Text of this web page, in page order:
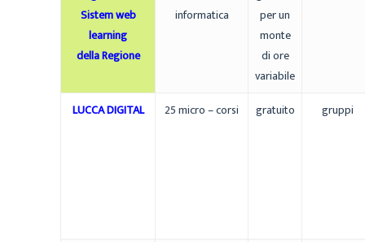
Sistem web
learning
della Regione
informatica
per un
monte
di ore
variabile
LUCCA DIGITAL 25 micro – corsi gratuito gruppi